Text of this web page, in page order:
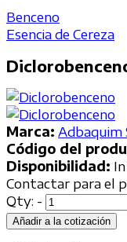
Benceno
Esencia de Cereza
Marca: Adbaquim
Código del
Disponibilidad:
Contactar para el
Qty: -
Añadir a la cotización